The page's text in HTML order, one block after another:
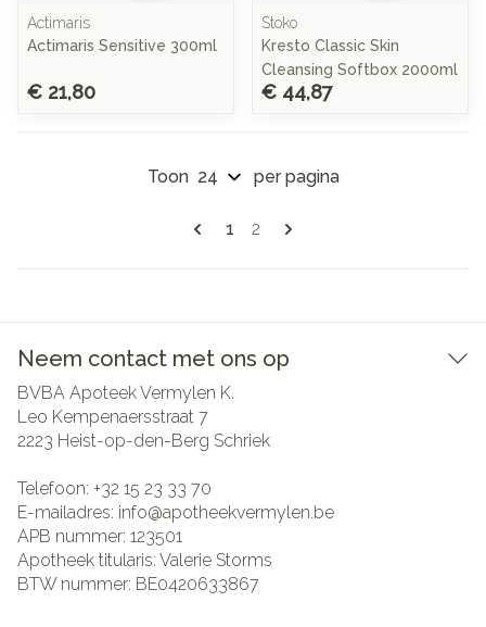
Actimaris
Actimaris Sensitive 300ml
€ 21,80
Stoko
Kresto Classic Skin
Cleansing Softbox 2000ml
€ 44,87
Pagina's
U lees momenteel pagina
1 Pagina
2
Toon per pagina
Neem contact met ons op
BVBA Apoteek Vermylen K.
Leo Kempenaersstraat 7
2223 Heist-op-den-Berg Schriek
Telefoon: +32 15 23 33 70
E-mailadres: info@apotheekvermylen.be
APB nummer: 123501
Apotheek titularis: Valerie Storms
BTW nummer: BE0420633867